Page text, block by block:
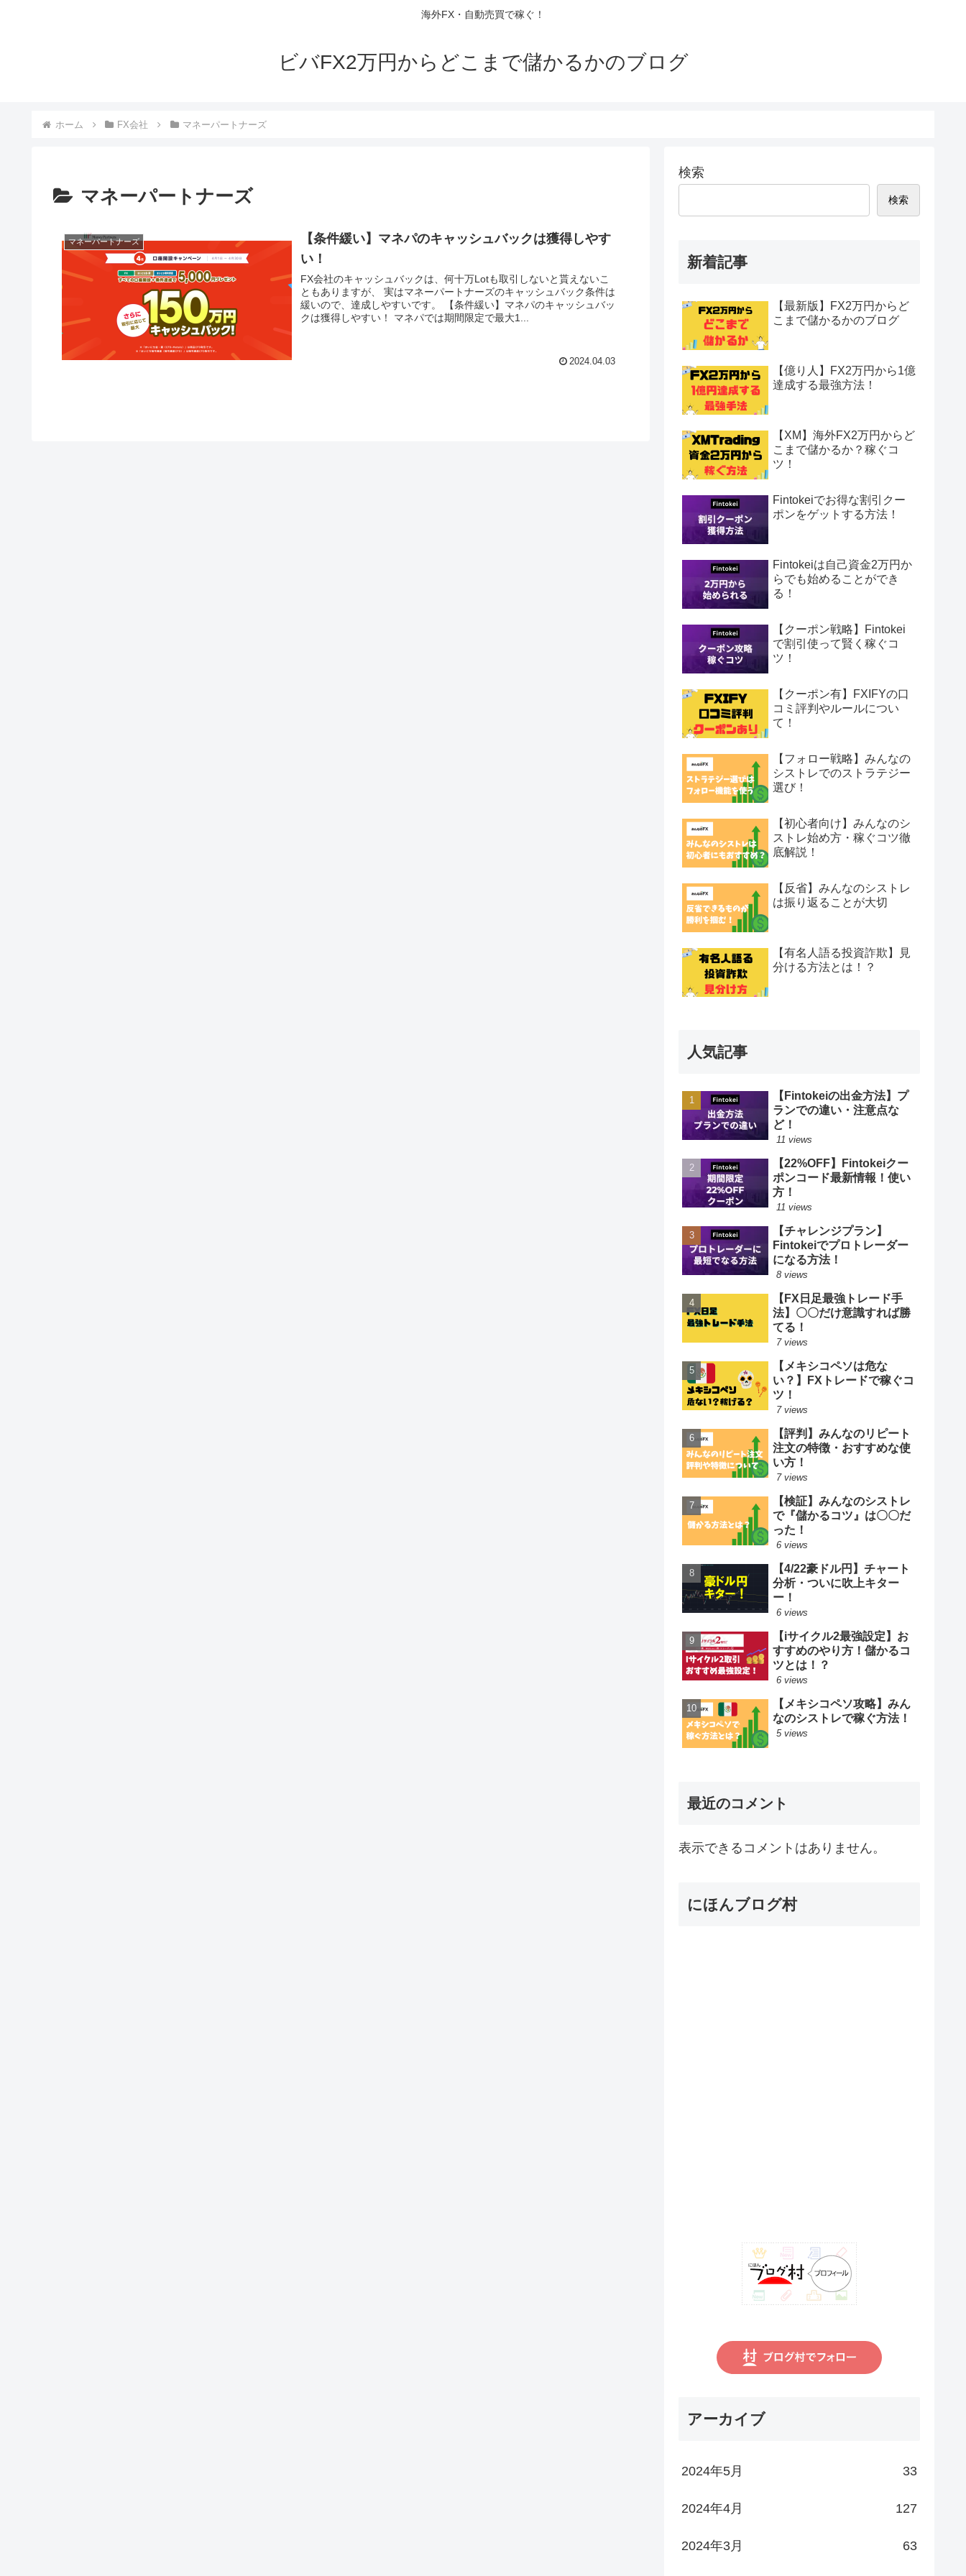
海外FX・自動売買で稼ぐ！
ビバFX2万円からどこまで儲かるかのブログ
ホーム FX会社 マネーパートナーズ
マネーパートナーズ
マネーパートナーズ
【条件緩い】マネパのキャッシュバックは獲得しやす
い！
FX会社のキャッシュバックは、何十万Lotも取引しないと貰えないこ
ともありますが、 実はマネーパートナーズのキャッシュバック条件は
緩いので、達成しやすいです。 【条件緩い】マネパのキャッシュバッ
クは獲得しやすい！ マネパでは期間限定で最大1...
2024.04.03
検索
検索
新着記事
【最新版】FX2万円からど
こまで儲かるかのブログ
【億り人】FX2万円から1億
達成する最強方法！
【XM】海外FX2万円からど
こまで儲かるか？稼ぐコ
ツ！
Fintokeiでお得な割引クー
ポンをゲットする方法！
Fintokeiは自己資金2万円か
らでも始めることができ
る！
【クーポン戦略】Fintokei
で割引使って賢く稼ぐコ
ツ！
【クーポン有】FXIFYの口
コミ評判やルールについ
て！
【フォロー戦略】みんなの
シストレでのストラテジー
選び！
【初心者向け】みんなのシ
ストレ始め方・稼ぐコツ徹
底解説！
【反省】みんなのシストレ
は振り返ることが大切
【有名人語る投資詐欺】見
分ける方法とは！？
人気記事
【Fintokeiの出金方法】プ
ランでの違い・注意点な
ど！
11 views
【22%OFF】Fintokeiクー
ポンコード最新情報！使い
方！
11 views
【チャレンジプラン】
Fintokeiでプロトレーダー
になる方法！
8 views
【FX日足最強トレード手
法】〇〇だけ意識すれば勝
てる！
7 views
【メキシコペソは危な
い？】FXトレードで稼ぐコ
ツ！
7 views
【評判】みんなのリピート
注文の特徴・おすすめな使
い方！
7 views
【検証】みんなのシストレ
で『儲かるコツ』は〇〇だ
った！
6 views
【4/22豪ドル円】チャート
分析・ついに吹上キター
ー！
6 views
【iサイクル2最強設定】お
すすめのやり方！儲かるコ
ツとは！？
6 views
【メキシコペソ攻略】みん
なのシストレで稼ぐ方法！
5 views
最近のコメント
表示できるコメントはありません。
にほんブログ村
アーカイブ
2024年5月 33
2024年4月 127
2024年3月 63